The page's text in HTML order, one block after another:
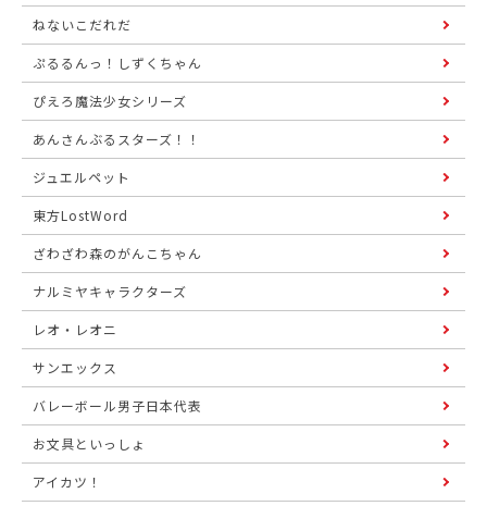
ねないこだれだ
ぷるるんっ！しずくちゃん
ぴえろ魔法少女シリーズ
あんさんぶるスターズ！！
ジュエルペット
東方LostWord
ざわざわ森のがんこちゃん
ナルミヤキャラクターズ
レオ・レオニ
サンエックス
バレーボール男子日本代表
お文具といっしょ
アイカツ！